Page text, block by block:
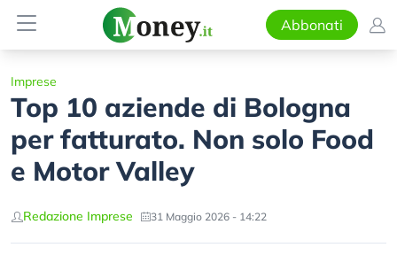
Abbonati
Imprese
Top 10 aziende di Bologna
per fatturato. Non solo Food
e Motor Valley
Redazione Imprese 31 Maggio 2026 - 14:22